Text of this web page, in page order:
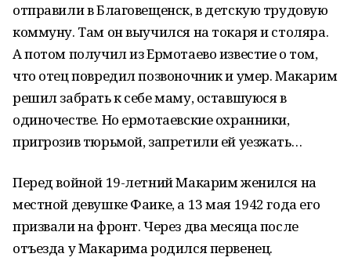
отправили в Благовещенск, в детскую трудовую
коммуну. Там он выучился на токаря и столяра.
А потом получил из Ермотаево известие о том,
что отец повредил позвоночник и умер. Макарим
решил забрать к себе маму, оставшуюся в
одиночестве. Но ермотаевские охранники,
пригрозив тюрьмой, запретили ей уезжать…
Перед войной 19-летний Макарим женился на
местной девушке Фаике, а 13 мая 1942 года его
призвали на фронт. Через два месяца после
отъезда у Макарима родился первенец.